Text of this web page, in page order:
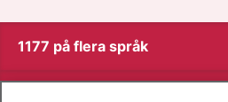
1177 på flera språk